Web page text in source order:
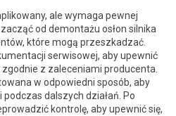
ale wymaga pewnej
od demontażu osłon silnika
które mogą przeszkadzać.
serwisowej, aby upewnić
z zaleceniami producenta.
w odpowiedni sposób, aby
dalszych działań. Po
kontrolę, aby upewnić się,